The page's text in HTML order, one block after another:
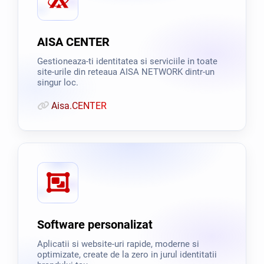
AISA CENTER
Gestioneaza-ti identitatea si serviciile in toate
site-urile din reteaua AISA NETWORK dintr-un
singur loc.
Aisa.CENTER
Software personalizat
Aplicatii si website-uri rapide, moderne si
optimizate, create de la zero in jurul identitatii